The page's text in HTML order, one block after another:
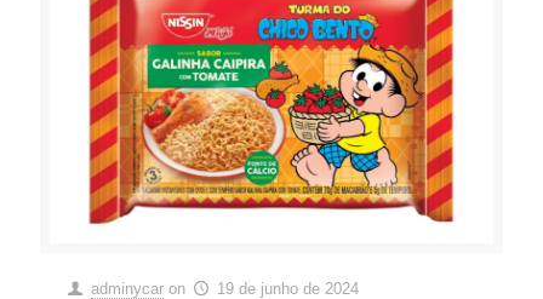
adminycar on 19 de junho de 2024